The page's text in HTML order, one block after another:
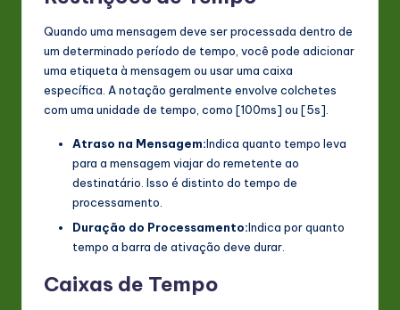
Quando uma mensagem deve ser processada dentro de
um determinado período de tempo, você pode adicionar
uma etiqueta à mensagem ou usar uma caixa
específica. A notação geralmente envolve colchetes
com uma unidade de tempo, como [100ms] ou [5s].
Atraso na Mensagem:Indica quanto tempo leva
para a mensagem viajar do remetente ao
destinatário. Isso é distinto do tempo de
processamento.
Duração do Processamento:Indica por quanto
tempo a barra de ativação deve durar.
Caixas de Tempo